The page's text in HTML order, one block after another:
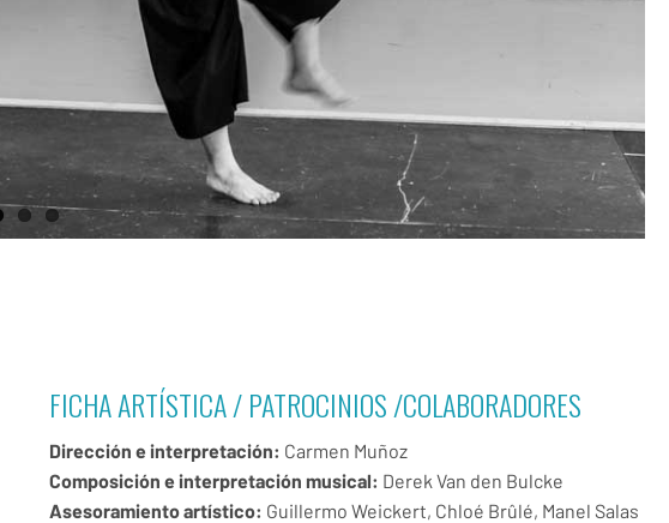
FICHA ARTÍSTICA / PATROCINIOS /COLABORADORES
Dirección e interpretación: Carmen Muñoz
Composición e interpretación musical: Derek Van den Bulcke
Asesoramiento artístico: Guillermo Weickert, Chloé Brûlé, Manel Salas